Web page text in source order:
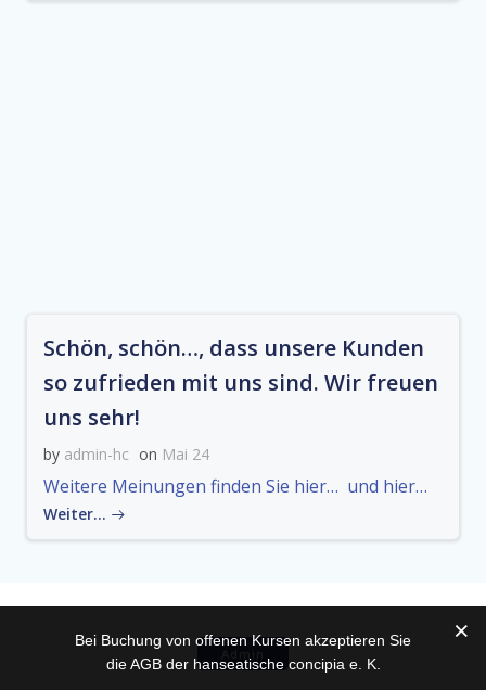
Schön, schön…, dass unsere Kunden
so zufrieden mit uns sind. Wir freuen
uns sehr!
by admin-hc on Mai 24
Weitere Meinungen finden Sie hier… und hier…
Weiter…
Bei Buchung von offenen Kursen akzeptieren Sie
die AGB der hanseatische concipia e. K.